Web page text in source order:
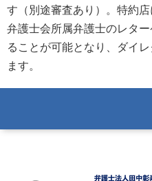
す（別途審査あり）。特約
弁護士会所属弁護士のレタ
ることが可能となり、ダイ
ます。